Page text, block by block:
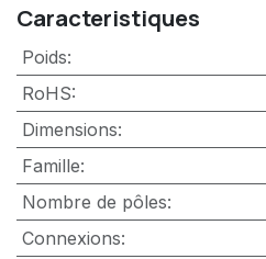
Caracteristiques
Poids:
RoHS:
Dimensions:
Famille:
Nombre de pôles:
Connexions: